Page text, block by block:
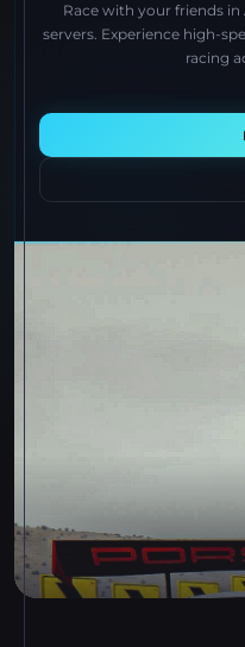
Race with your friends
servers. Experience high-
racing